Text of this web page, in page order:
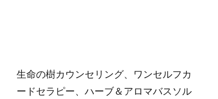
生命の樹カウンセリング、ワンセルフカ
ードセラピー、ハーブ＆アロマバスソル